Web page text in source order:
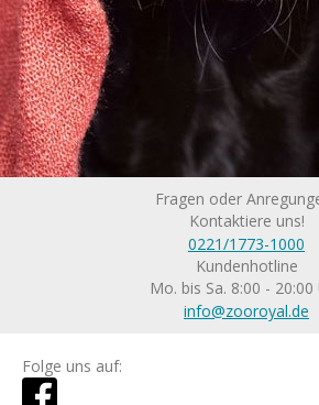
Fragen oder
Kontaktiere uns!
0221/1773-1000
Kundenhotline
Mo. bis Sa. 8:00 - 20:00
info@zooroyal.de
Folge uns auf: